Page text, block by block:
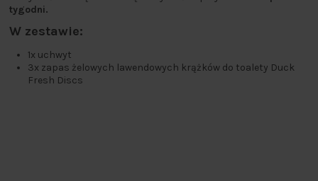
tygodni.
W zestawie:
1x uchwyt
3x zapas żelowych lawendowych krążków do toalety Duck
Fresh Discs